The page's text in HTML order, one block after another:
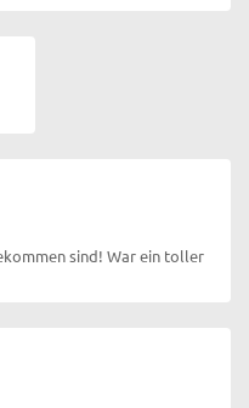
sind! War ein toller